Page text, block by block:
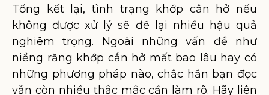
Tổng kết lại, tình trạng khớp cắn hở nếu
không được xử lý sẽ để lại nhiều hậu quả
nghiêm trọng. Ngoài những vấn đề như
niềng răng khớp cắn hở mất bao lâu hay có
những phương pháp nào, chắc hẳn bạn đọc
vẫn còn nhiều thắc mắc cần làm rõ. Hãy liên